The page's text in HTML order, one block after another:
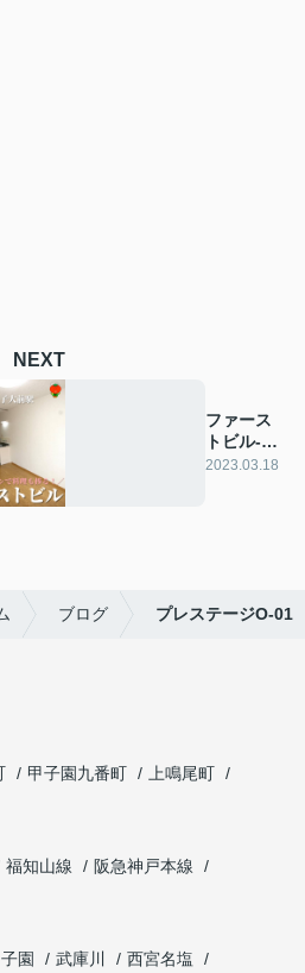
NEXT
ファース
トビル-オ
ススメ物
2023.03.18
ブログ プレステージO-01
甲子園九番町
上鳴尾町
福知山線
阪急神戸本線
園 武庫川
西宮名塩